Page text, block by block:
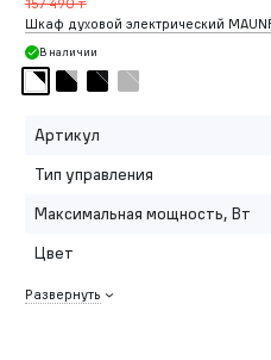
157 490 ₸
Шкаф духовой электрический
В наличии
Артикул
Тип управления
Максимальная мощность, Вт
Цвет
Развернуть